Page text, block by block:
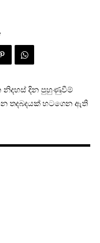
නිදහස් දින පුහුණුවීම්
තදබදයක් හටගෙන ඇති